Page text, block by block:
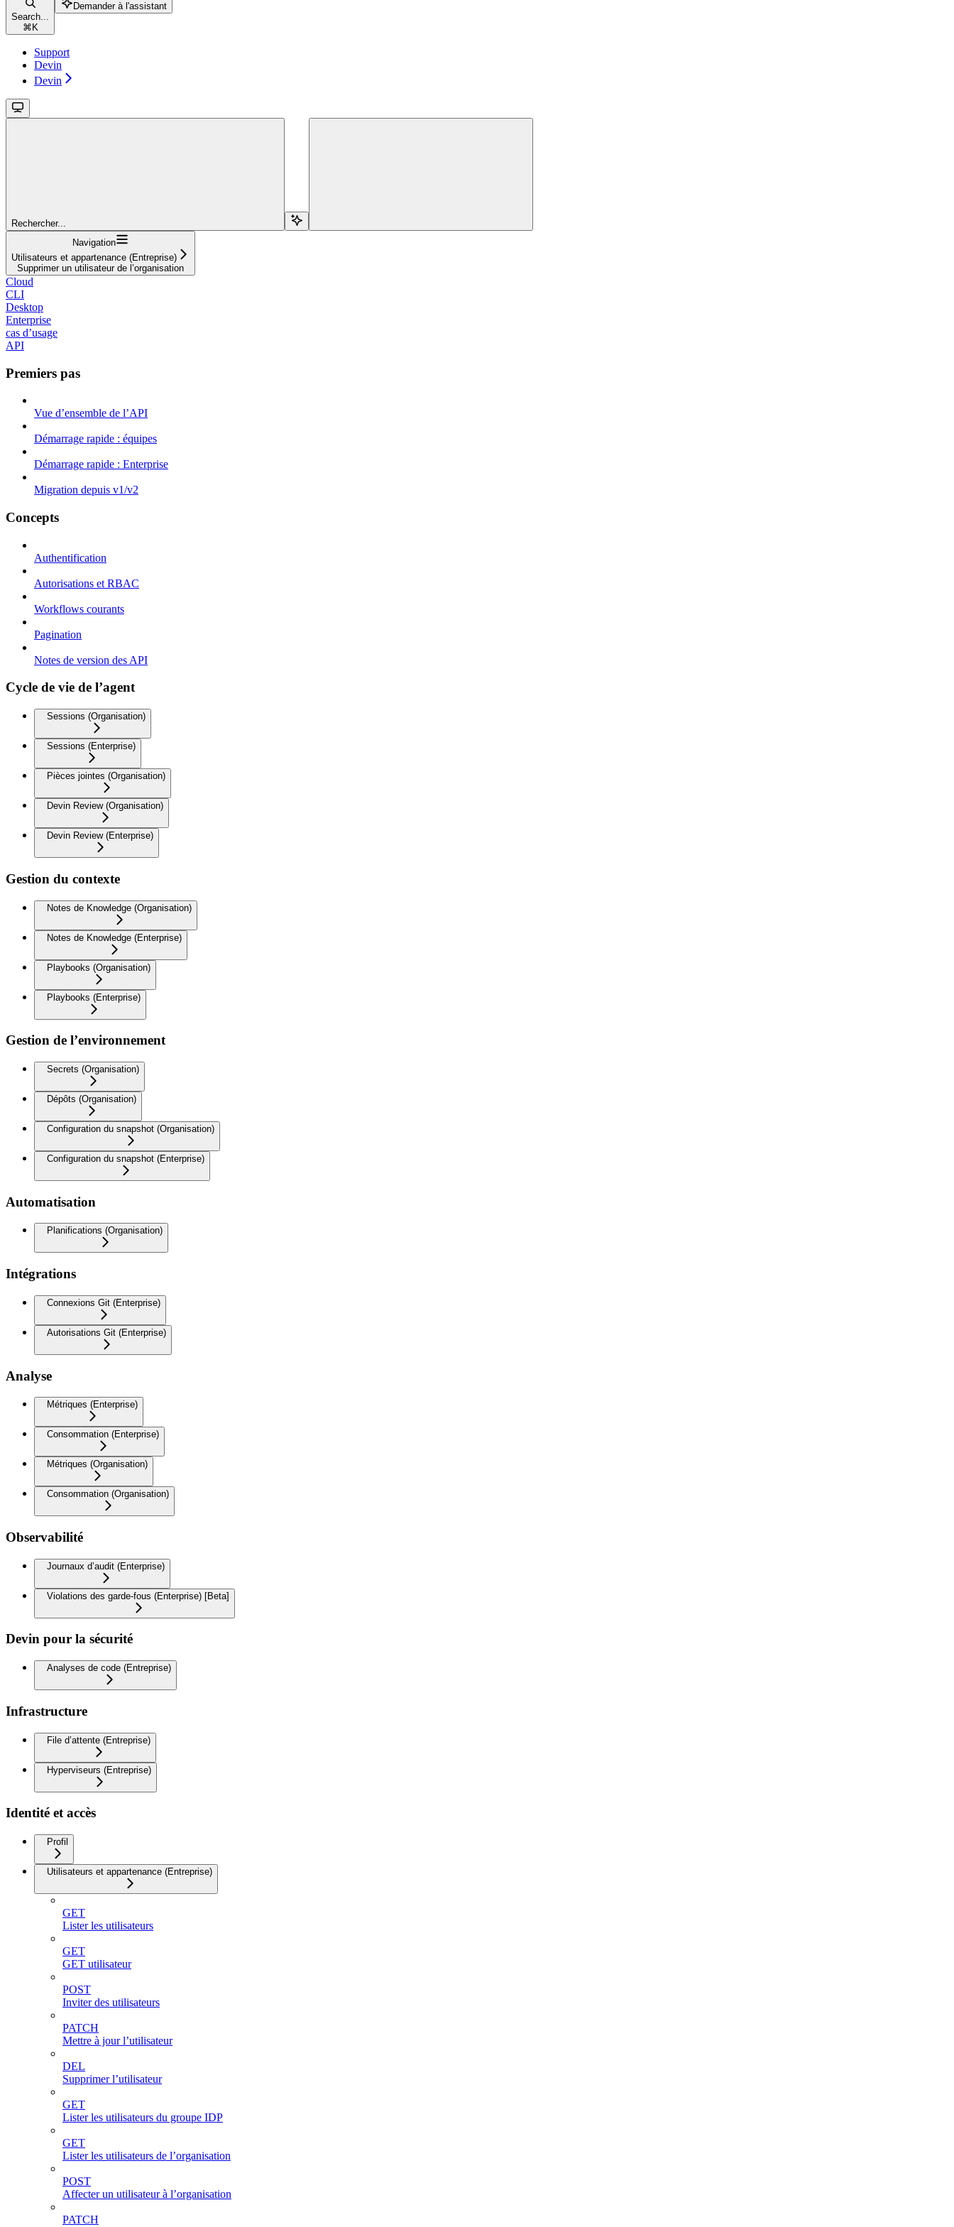
Search...
⌘ K
Demander à l'assistant
Support
Devin
Devin
Rechercher...
Navigation
Utilisateurs et appartenance (Entreprise)
Supprimer un utilisateur de l’organisation
Cloud
CLI
Desktop
Enterprise
cas d’usage
API
Premiers pas
Vue d’ensemble de l’API
Démarrage rapide : équipes
Démarrage rapide : Enterprise
Migration depuis v1/v2
Concepts
Authentification
Autorisations et RBAC
Workflows courants
Pagination
Notes de version des API
Cycle de vie de l’agent
Sessions (Organisation)
Sessions (Enterprise)
Pièces jointes (Organisation)
Devin Review (Organisation)
Devin Review (Enterprise)
Gestion du contexte
Notes de Knowledge (Organisation)
Notes de Knowledge (Enterprise)
Playbooks (Organisation)
Playbooks (Enterprise)
Gestion de l’environnement
Secrets (Organisation)
Dépôts (Organisation)
Configuration du snapshot (Organisation)
Configuration du snapshot (Enterprise)
Automatisation
Planifications (Organisation)
Intégrations
Connexions Git (Enterprise)
Autorisations Git (Enterprise)
Analyse
Métriques (Enterprise)
Consommation (Enterprise)
Métriques (Organisation)
Consommation (Organisation)
Observabilité
Journaux d’audit (Enterprise)
Violations des garde-fous (Enterprise) [Beta]
Devin pour la sécurité
Analyses de code (Entreprise)
Infrastructure
File d’attente (Entreprise)
Hyperviseurs (Entreprise)
Identité et accès
Profil
Utilisateurs et appartenance (Entreprise)
GET
Lister les utilisateurs
GET
GET utilisateur
POST
Inviter des utilisateurs
PATCH
Mettre à jour l’utilisateur
DEL
Supprimer l’utilisateur
GET
Lister les utilisateurs du groupe IDP
GET
Lister les utilisateurs de l’organisation
POST
Affecter un utilisateur à l’organisation
PATCH